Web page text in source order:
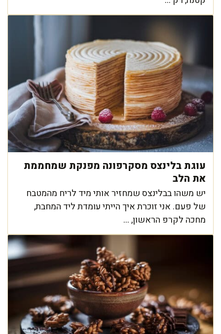
עוגת בלינצס מסקרפונה מפנקת שמחממת
את הלב
יש משהו בבלינצס שמחזיר אותי מיד לריח מהמטבח
של פעם. אני זוכרת איך הייתי עומדת ליד המחבת,
מחכה לקרפ הראשון, ...